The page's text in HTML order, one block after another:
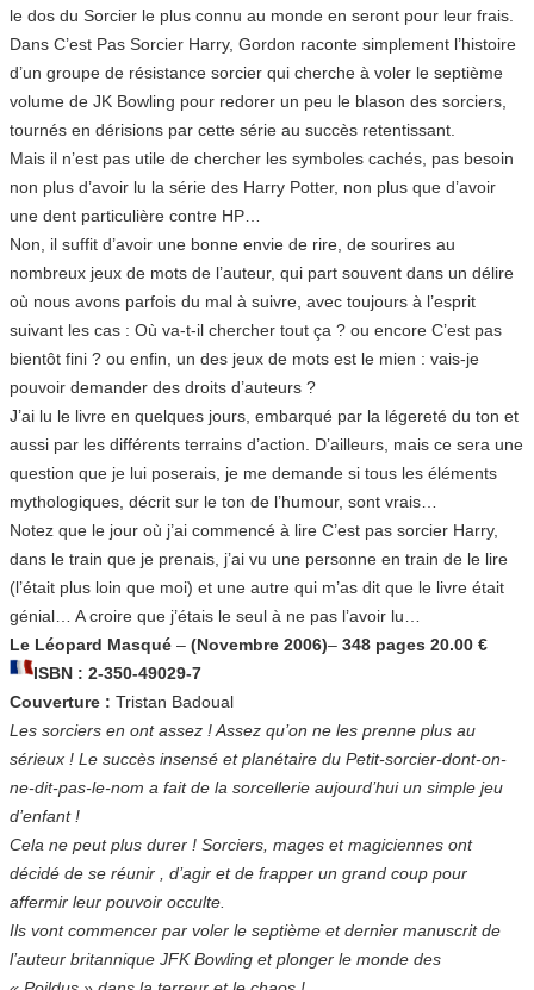
le dos du Sorcier le plus connu au monde en seront pour leur frais.
Dans C’est Pas Sorcier Harry, Gordon raconte simplement l’histoire
d’un groupe de résistance sorcier qui cherche à voler le septième
volume de JK Bowling pour redorer un peu le blason des sorciers,
tournés en dérisions par cette série au succès retentissant.
Mais il n’est pas utile de chercher les symboles cachés, pas besoin
non plus d’avoir lu la série des Harry Potter, non plus que d’avoir
une dent particulière contre HP…
Non, il suffit d’avoir une bonne envie de rire, de sourires au
nombreux jeux de mots de l’auteur, qui part souvent dans un délire
où nous avons parfois du mal à suivre, avec toujours à l’esprit
suivant les cas : Où va-t-il chercher tout ça ? ou encore C’est pas
bientôt fini ? ou enfin, un des jeux de mots est le mien : vais-je
pouvoir demander des droits d’auteurs ?
J’ai lu le livre en quelques jours, embarqué par la légereté du ton et
aussi par les différents terrains d’action. D’ailleurs, mais ce sera une
question que je lui poserais, je me demande si tous les éléments
mythologiques, décrit sur le ton de l’humour, sont vrais…
Notez que le jour où j’ai commencé à lire C’est pas sorcier Harry,
dans le train que je prenais, j’ai vu une personne en train de le lire
(l’était plus loin que moi) et une autre qui m’as dit que le livre était
génial… A croire que j’étais le seul à ne pas l’avoir lu…
Le Léopard Masqué – (Novembre 2006)– 348 pages 20.00 €
ISBN : 2-350-49029-7
Couverture : Tristan Badoual
Les sorciers en ont assez ! Assez qu’on ne les prenne plus au
sérieux ! Le succès insensé et planétaire du Petit-sorcier-dont-on-
ne-dit-pas-le-nom a fait de la sorcellerie aujourd’hui un simple jeu
d’enfant !
Cela ne peut plus durer ! Sorciers, mages et magiciennes ont
décidé de se réunir , d’agir et de frapper un grand coup pour
affermir leur pouvoir occulte.
Ils vont commencer par voler le septième et dernier manuscrit de
l’auteur britannique JFK Bowling et plonger le monde des